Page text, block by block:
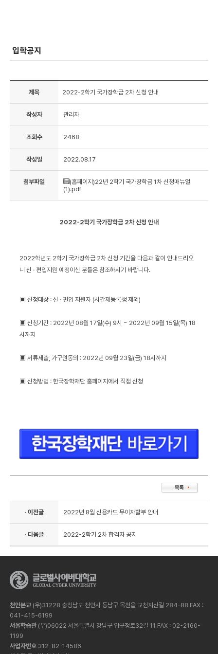
입학공지
제목 2022-2학기 국가장학금 2차 신청 안내
작성자 관리자
조회수 2468
작성일 2022.08.17
첨부파일
(홈페이지)22년 2학기 국가장학금 1차 신청매뉴얼
(1).pdf
2022-2학기 국가장학금 2차 신청 안내
2022학년도 2학기 국가장학금 2차 신청 기간을 다음과 같이 안내드리오
니 신 · 편입지원 예정이신 분들은 참조하시기 바랍니다.
▣ 신청대상 : 신 · 편입 지원자 (시간제등록생 제외)
▣ 신청기간 : 2022년 08월 17일(수) 9시 ~ 2022년 09월 15일(목) 18
시까지
▣ 서류제출, 가구원동의 : 2022년 09월 23일(금) 18시까지
▣ 신청방법 : 한국장학재단 홈페이지에서 직접 신청
· 이전글 2022년 8월 신용카드 무이자할부 안내
· 다음글 2022-2학기 2차 합격자 공지
천안본교 (우)31228 충청남도 천안시 동남구 목천읍 교천지산길 284-88 FAX :
041-415-6199
서울학습관 (우)06022 서울특별시 강남구 압구정로32길 11 FAX : 02-2160-
1199
사업자번호 312-82-14586